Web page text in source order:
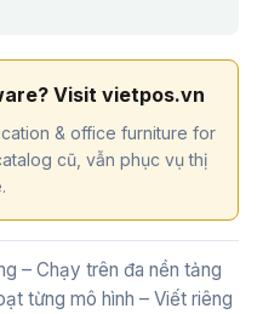
Visit vietpos.vn
& office furniture for
cũ, vẫn phục vụ thị
– Chạy trên đa nền tảng
từng mô hình – Viết riêng